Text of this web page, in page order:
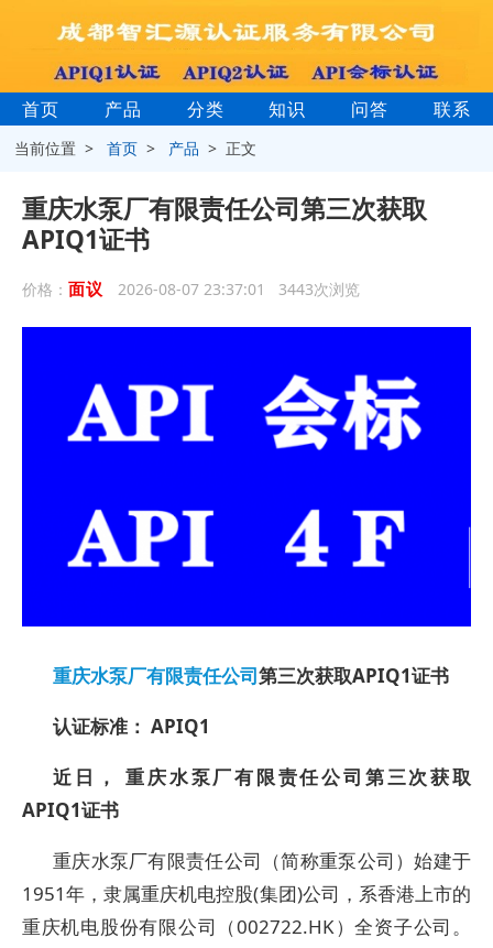
首页 产品 分类 知识 问答 联系
当前位置 >首页 > 产品 > 正文
重庆水泵厂有限责任公司第三次获取
APIQ1证书
价格： 面议 2026-08-07 23:37:01 3443次浏览
重庆水泵厂有限责任公司第三次获取APIQ1证书
认证标准： APIQ1
近日， 重庆水泵厂有限责任公司第三次获取
APIQ1证书
重庆水泵厂有限责任公司（简称重泵公司）始建于
1951年，隶属重庆机电控股(集团)公司，系香港上市的
重庆机电股份有限公司（002722.HK）全资子公司。